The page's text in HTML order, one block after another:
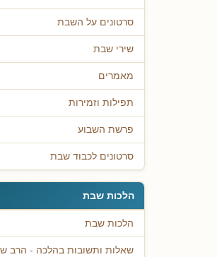
סרטונים על השבת
שירי שבת
מאמרים
תפילות וזמירות
פרשת השבוע
סרטונים לכבוד שבת
הלכות שבת
הלכות שבת
שאלות ותשובות בהלכה - הרב